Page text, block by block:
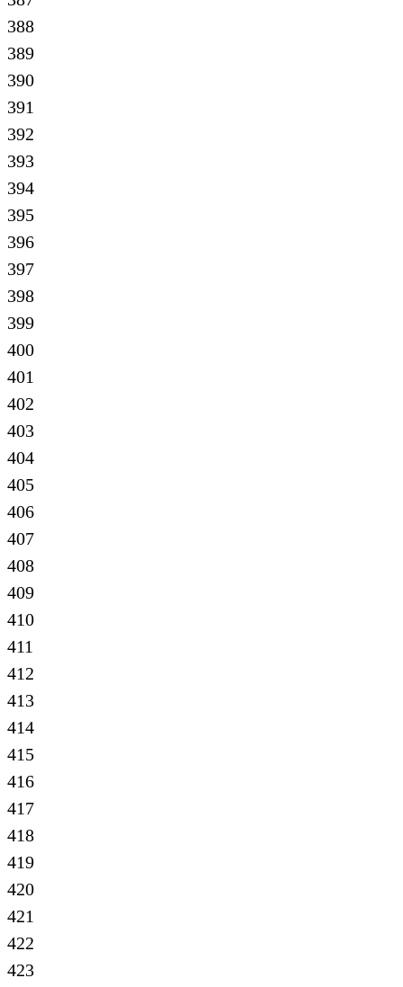
388
389
390
391
392
393
394
395
396
397
398
399
400
401
402
403
404
405
406
407
408
409
410
411
412
413
414
415
416
417
418
419
420
421
422
423